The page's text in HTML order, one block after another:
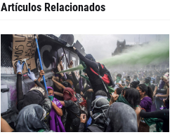
Artículos Relacionados